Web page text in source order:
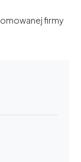
firmy